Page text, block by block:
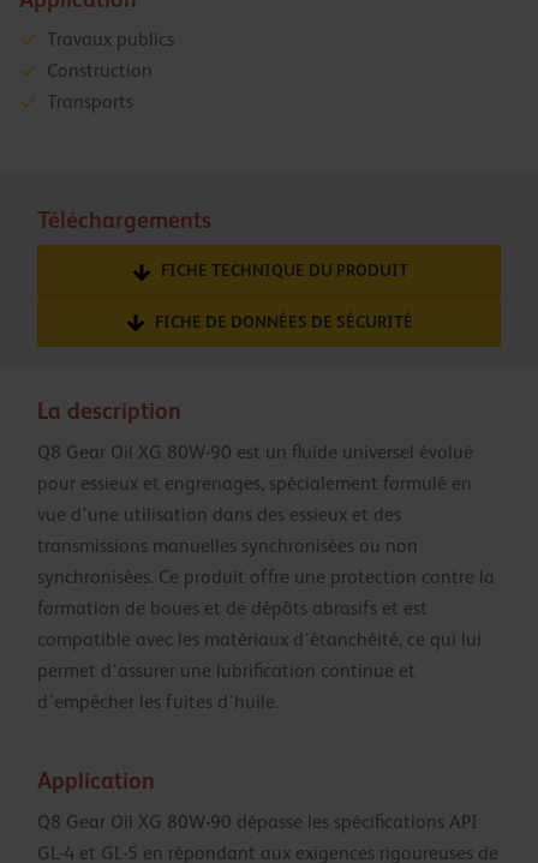
Travaux publics
Construction
Transports
Téléchargements
FICHE TECHNIQUE DU PRODUIT
FICHE DE DONNÉES DE SÉCURITÉ
La description
Q8 Gear Oil XG 80W-90 est un fluide universel évolué
pour essieux et engrenages, spécialement formulé en
vue d’une utilisation dans des essieux et des
transmissions manuelles synchronisées ou non
synchronisées. Ce produit offre une protection contre la
formation de boues et de dépôts abrasifs et est
compatible avec les matériaux d’étanchéité, ce qui lui
permet d’assurer une lubrification continue et
d’empêcher les fuites d’huile.
Application
Q8 Gear Oil XG 80W-90 dépasse les spécifications API
GL-4 et GL-5 en répondant aux exigences rigoureuses de